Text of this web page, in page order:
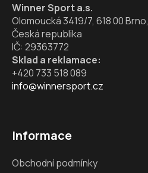
Winner Sport a.s.
Olomoucká 3419/7, 618 00 Brno,
Česká republika
IČ: 29363772
Sklad a reklamace:
+420 733 518 089
info@winnersport.cz
Informace
Obchodní podmínky